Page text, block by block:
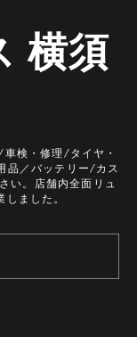
横須
検・修理/タイヤ・
品／バッテリー/カス
い。店舗内全面リュ
ました。